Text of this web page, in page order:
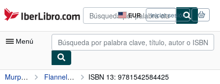
Pasar al contenido principal
IberLibro.com EUR
Preferencias
de
compra
del
Iniciar sesión
Menú
Mi cuenta
Murphy, Tim Flannel John Presents Trilby's Kitchen Cookbook: Cooking with Trilby's Sauces, Seasonings & Dip Mixes: Volume 1 (Flannel John Collaborations) ISBN 13: 9781542584425